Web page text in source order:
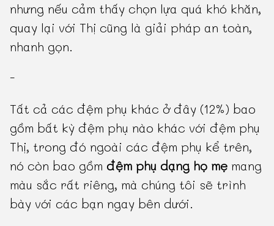
nhưng nếu cảm thấy chọn lựa quá khó khăn,
quay lại với Thị cũng là giải pháp an toàn,
nhanh gọn.
-
Tất cả các đệm phụ khác ở đây (12%) bao
gồm bất kỳ đệm phụ nào khác với đệm phụ
Thị, trong đó ngoài các đệm phụ kể trên,
nó còn bao gồmđệm phụ dạng họ mẹ mang
màu sắc rất riêng, mà chúng tôi sẽ trình
bày với các bạn ngay bên dưới.